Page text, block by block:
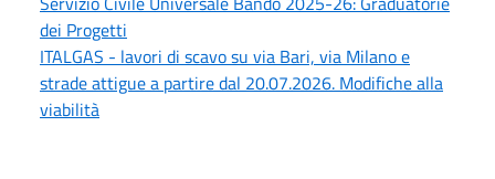
dei Progetti
ITALGAS - lavori di scavo su via Bari, via Milano e
strade attigue a partire dal 20.07.2026. Modifiche alla
viabilità